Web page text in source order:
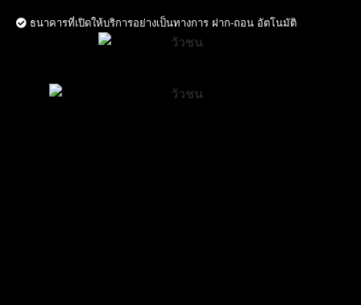
ธนาคารที่เปิดให้บริการอย่างเป็นทางการ ฝาก-ถอน อัตโนมัติ